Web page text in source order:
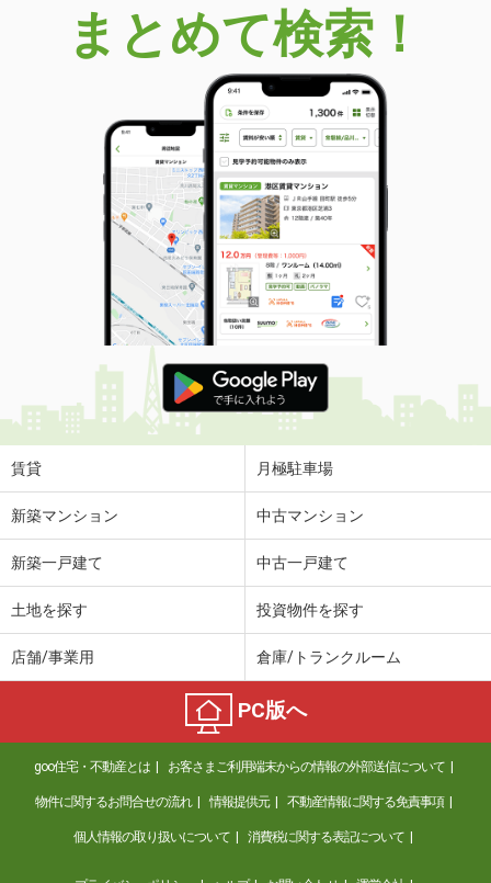
まとめて検索！
賃貸 月極駐車場
新築マンション 中古マンション
新築一戸建て 中古一戸建て
土地を探す 投資物件を探す
店舗/事業用 倉庫/トランクルーム
PC版へ
goo住宅・不動産とは お客さまご利用端末からの情報の外部送信について
物件に関するお問合せの流れ 情報提供元 不動産情報に関する免責事項
個人情報の取り扱いについて 消費税に関する表記について